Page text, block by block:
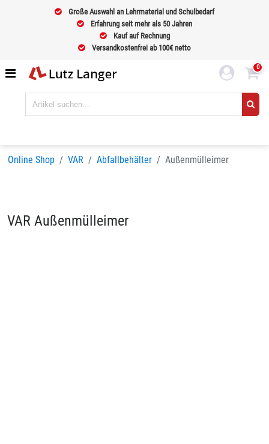
Große Auswahl an Lehrmaterial und Schulbedarf
Erfahrung seit mehr als 50 Jahren
Kauf auf Rechnung
Versandkostenfrei ab 100€ netto
0
Online Shop VAR Abfallbehälter Außenmülleimer
VAR Außenmülleimer